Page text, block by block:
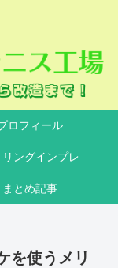
ロフィール
リングインプレ
まとめ記事
を使うメリ